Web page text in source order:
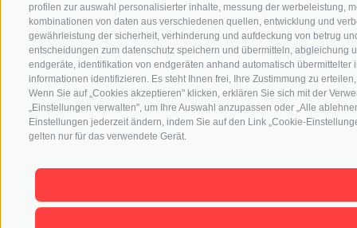
profilen zur auswahl personalisierter inhalte, messung der werbeleistung,
kombinationen von daten aus verschiedenen quellen, entwicklung und
gewährleistung der sicherheit, verhinderung und aufdeckung von betrug
entscheidungen zum datenschutz speichern und übermitteln,
endgeräte, identifikation von endgeräten anhand automatisch
informationen identifizieren. Es steht Ihnen frei, Ihre Zustimmung zu
Wenn Sie auf „Cookies akzeptieren" klicken, erklären Sie sich mit der
„Einstellungen verwalten", um Ihre Auswahl anzupassen oder „Alle
Einstellungen jederzeit ändern, indem Sie auf den Link „Cookie-
gelten nur für das verwendete Gerät.